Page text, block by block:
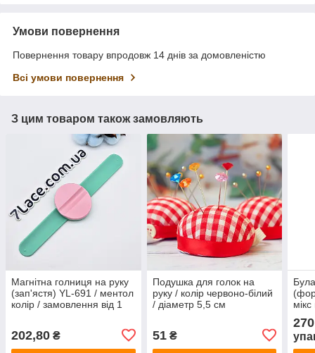
Умови повернення
Повернення товару впродовж 14 днів за домовленістю
Всі умови повернення
З цим товаром також замовляють
Магнітна голниця на руку
(зап'ястя) YL-691 / ментол
колір / замовлення від 1
202,80 ₴
Подушка для голок на
руку / колір червоно-білий
/ діаметр 5,5 см
51₴